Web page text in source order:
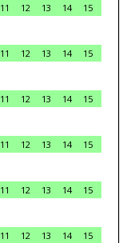
11 12 13 14
15
11 12 13 14
15
11 12 13 14
15
11 12 13 14
15
11 12 13 14
15
11 12 13 14
15